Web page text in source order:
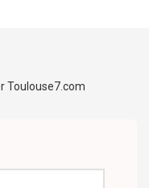
Toulouse7.com